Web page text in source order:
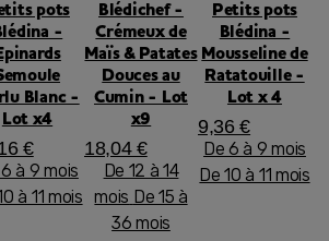
pots
-
Blanc -
Lot x4
€
à 9 mois
à 11 mois
Blédichef -
Crémeux de
Maïs & Patates
Douces au
Cumin - Lot
x9
18,04 €
De 12 à 14
mois De 15 à
36 mois
Petits pots
Blédina -
Mousseline de
Ratatouille -
Lot x 4
9,36 €
De 6 à 9 mois
De 10 à 11 mois